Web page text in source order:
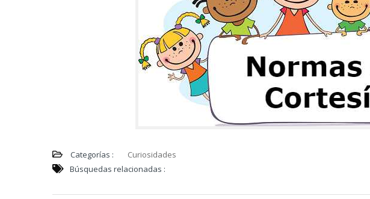
Categorías :
Curiosidades
Búsquedas relacionadas :